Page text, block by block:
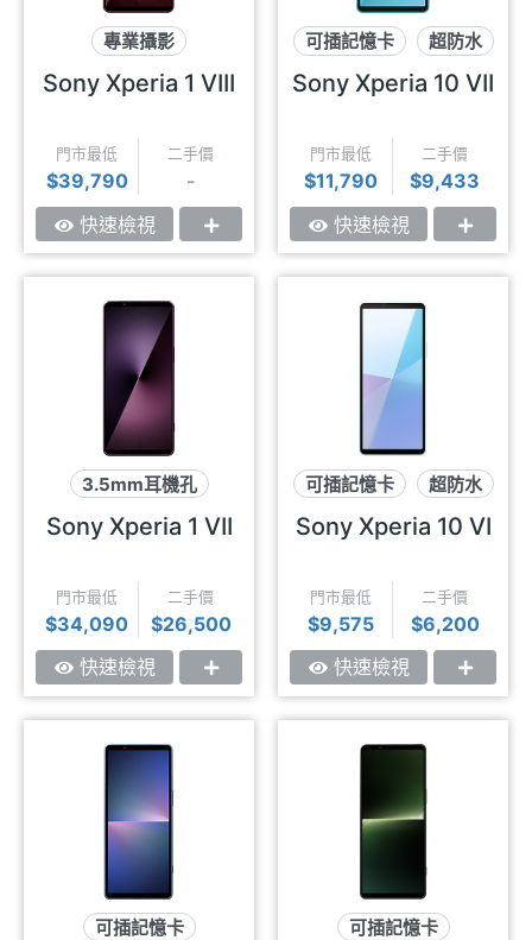
專業攝影
可插記憶卡
3.5mm耳機孔
Sony Xperia 1 VIII
門市最低
$39,790
二手價
-
快速檢視
可插記憶卡
超防水
實體快門鍵
Sony Xperia 10 VII
門市最低
$11,790
二手價
$9,433
快速檢視
3.5mm耳機孔
可插記憶卡
專業攝影
Sony Xperia 1 VII
門市最低
$34,090
二手價
$26,500
快速檢視
可插記憶卡
超防水
3.5mm耳機孔
Sony Xperia 10 VI
門市最低
$9,575
二手價
$6,200
快速檢視
可插記憶卡
可插記憶卡